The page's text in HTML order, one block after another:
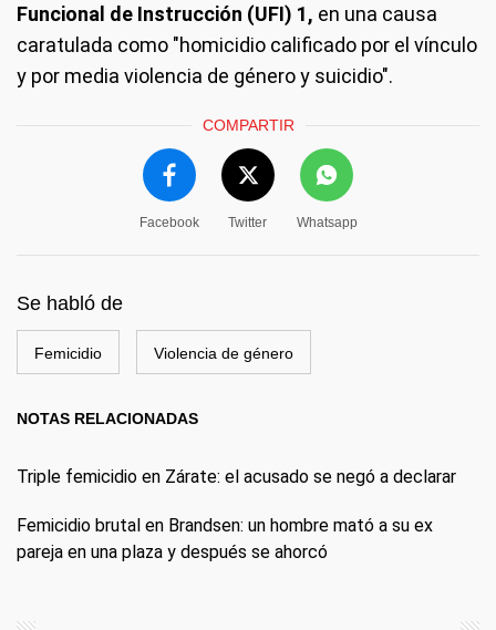
Funcional de Instrucción (UFI) 1, en una causa
caratulada como "homicidio calificado por el vínculo
y por media violencia de género y suicidio".
COMPARTIR
Facebook Twitter Whatsapp
Se habló de
Femicidio Violencia de género
NOTAS RELACIONADAS
Triple femicidio en Zárate: el acusado se negó a declarar
Femicidio brutal en Brandsen: un hombre mató a su ex
pareja en una plaza y después se ahorcó